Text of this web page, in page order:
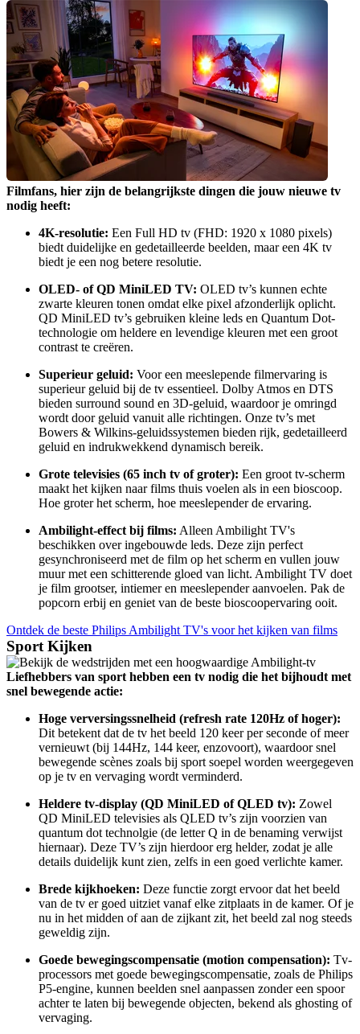
Filmfans, hier zijn de belangrijkste dingen die jouw nieuwe tv
nodig heeft:
4K-resolutie: Een Full HD tv (FHD: 1920 x 1080 pixels)
biedt duidelijke en gedetailleerde beelden, maar een 4K tv
biedt je een nog betere resolutie.
OLED- of QD MiniLED TV: OLED tv’s kunnen echte
zwarte kleuren tonen omdat elke pixel afzonderlijk oplicht.
QD MiniLED tv’s gebruiken kleine leds en Quantum Dot-
technologie om heldere en levendige kleuren met een groot
contrast te creëren.
Superieur geluid: Voor een meeslepende filmervaring is
superieur geluid bij de tv essentieel. Dolby Atmos en DTS
bieden surround sound en 3D-geluid, waardoor je omringd
wordt door geluid vanuit alle richtingen. Onze tv’s met
Bowers & Wilkins-geluidssystemen bieden rijk, gedetailleerd
geluid en indrukwekkend dynamisch bereik.
Grote televisies (65 inch tv of groter): Een groot tv-scherm
maakt het kijken naar films thuis voelen als in een bioscoop.
Hoe groter het scherm, hoe meeslepender de ervaring.
Ambilight-effect bij films: Alleen Ambilight TV's
beschikken over ingebouwde leds. Deze zijn perfect
gesynchroniseerd met de film op het scherm en vullen jouw
muur met een schitterende gloed van licht. Ambilight TV doet
je film grootser, intiemer en meeslepender aanvoelen. Pak de
popcorn erbij en geniet van de beste bioscoopervaring ooit.
Ontdek de beste Philips Ambilight TV's voor het kijken van films
Sport Kijken
Liefhebbers van sport hebben een tv nodig die het bijhoudt met
snel bewegende actie:
Hoge verversingssnelheid (refresh rate 120Hz of hoger):
Dit betekent dat de tv het beeld 120 keer per seconde of meer
vernieuwt (bij 144Hz, 144 keer, enzovoort), waardoor snel
bewegende scènes zoals bij sport soepel worden weergegeven
op je tv en vervaging wordt verminderd.
Heldere tv-display (QD MiniLED of QLED tv): Zowel
QD MiniLED televisies als QLED tv’s zijn voorzien van
quantum dot technolgie (de letter Q in de benaming verwijst
hiernaar). Deze TV’s zijn hierdoor erg helder, zodat je alle
details duidelijk kunt zien, zelfs in een goed verlichte kamer.
Brede kijkhoeken: Deze functie zorgt ervoor dat het beeld
van de tv er goed uitziet vanaf elke zitplaats in de kamer. Of je
nu in het midden of aan de zijkant zit, het beeld zal nog steeds
geweldig zijn.
Goede bewegingscompensatie (motion compensation): Tv-
processors met goede bewegingscompensatie, zoals de Philips
P5-engine, kunnen beelden snel aanpassen zonder een spoor
achter te laten bij bewegende objecten, bekend als ghosting of
vervaging.